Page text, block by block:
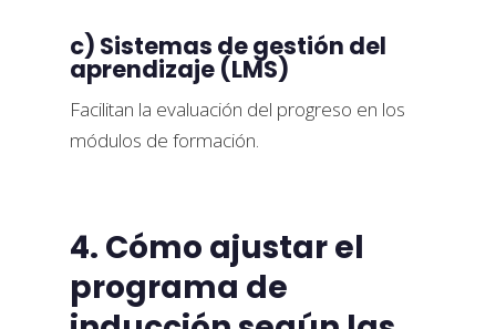
c) Sistemas de gestión del
aprendizaje (LMS)
Facilitan la evaluación del progreso en los
módulos de formación.
4. Cómo ajustar el
programa de